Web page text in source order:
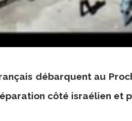
débarquent au
côté israélien et